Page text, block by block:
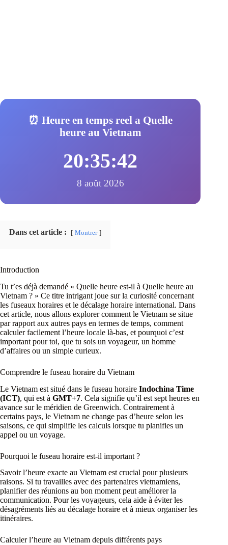
⏰ Heure en temps reel a Quelle
heure au Vietnam
20:35:42
8 août 2026
Dans cet article : Montrer
Introduction
Tu t’es déjà demandé « Quelle heure est-il à Quelle heure au
Vietnam ? » Ce titre intrigant joue sur la curiosité concernant
les fuseaux horaires et le décalage horaire international. Dans
cet article, nous allons explorer comment le Vietnam se situe
par rapport aux autres pays en termes de temps, comment
calculer facilement l’heure locale là-bas, et pourquoi c’est
important pour toi, que tu sois un voyageur, un homme
d’affaires ou un simple curieux.
Comprendre le fuseau horaire du Vietnam
Le Vietnam est situé dans le fuseau horaire Indochina Time
(ICT), qui est à GMT+7. Cela signifie qu’il est sept heures en
avance sur le méridien de Greenwich. Contrairement à
certains pays, le Vietnam ne change pas d’heure selon les
saisons, ce qui simplifie les calculs lorsque tu planifies un
appel ou un voyage.
Pourquoi le fuseau horaire est-il important ?
Savoir l’heure exacte au Vietnam est crucial pour plusieurs
raisons. Si tu travailles avec des partenaires vietnamiens,
planifier des réunions au bon moment peut améliorer la
communication. Pour les voyageurs, cela aide à éviter les
désagréments liés au décalage horaire et à mieux organiser les
itinéraires.
Calculer l’heure au Vietnam depuis différents pays